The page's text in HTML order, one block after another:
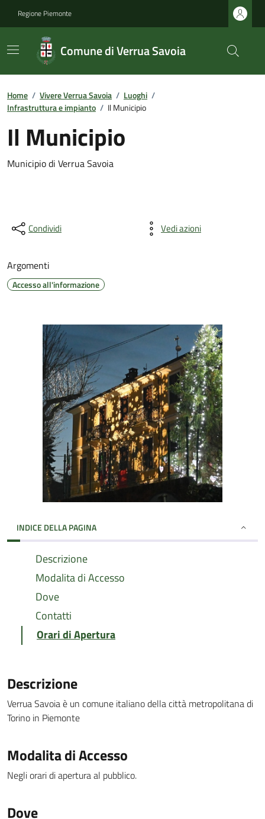
Regione Piemonte
Comune di Verrua Savoia
Home / Vivere Verrua Savoia / Luoghi /
Infrastruttura e impianto / Il Municipio
Il Municipio
Municipio di Verrua Savoia
Condividi Vedi azioni
Argomenti
Accesso all'informazione
INDICE DELLA PAGINA
Descrizione
Modalita di Accesso
Dove
Contatti
Orari di Apertura
Descrizione
Verrua Savoia è un comune italiano della città metropolitana di
Torino in Piemonte
Modalita di Accesso
Negli orari di apertura al pubblico.
Dove